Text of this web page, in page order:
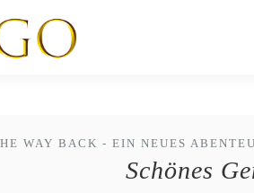
WAY BACK - EIN NEUES
Schönes